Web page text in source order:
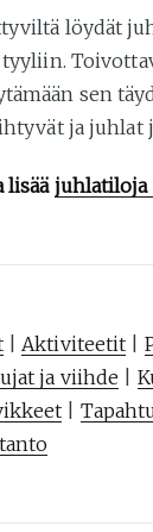
löydät
sen
ja juhlat
lisää juhlatiloja
| Aktiviteetit
ja viihde